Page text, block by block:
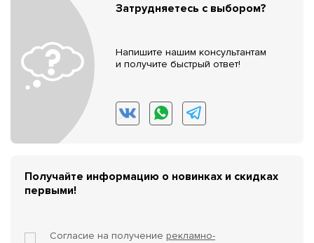
Затрудняетесь с выбором?
Напишите нашим консультантам
и получите быстрый ответ!
Получайте информацию о новинках и скидках
первыми!
Согласие на получение рекламно-